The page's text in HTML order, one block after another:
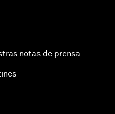
notas de prensa